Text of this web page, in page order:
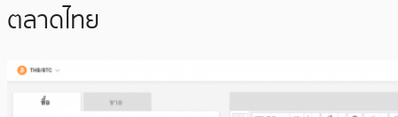
ตลาดไทย